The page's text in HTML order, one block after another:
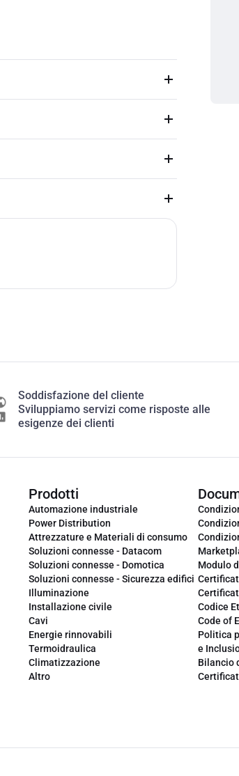
Soddisfazione del cliente
Sviluppiamo servizi come risposte alle
esigenze dei clienti
Prodotti
Automazione industriale
Power Distribution
Attrezzature e Materiali di consumo
Soluzioni connesse - Datacom
Soluzioni connesse - Domotica
Soluzioni connesse - Sicurezza edifici
Illuminazione
Installazione civile
Cavi
Energie rinnovabili
Termoidraulica
Climatizzazione
Altro
Modulo
Codice
Code of
Politica
e
Bilancio